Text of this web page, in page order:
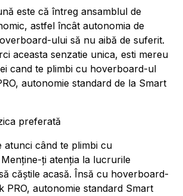
este că întreg ansamblul de
astfel încât autonomia de
ului să nu aibă de suferit.
aceasta senzatie unica, esti mereu
cand te plimbi cu hoverboard-ul
autonomie standard de la Smart
preferată
atunci când te plimbi cu
ți atenția la lucrurile
căștile acasă. Însă cu hoverboard-
PRO, autonomie standard Smart